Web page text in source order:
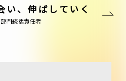
い、伸ばしていく
門統括責任者